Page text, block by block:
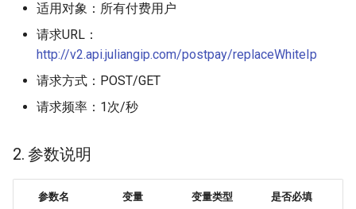
请求失败返回示例
5、返回参数释义
适用对象：所有付费用户
请求URL：
http://v2.api.juliangip.com/postpay/replaceWhiteIp
请求方式：POST/GET
请求频率：1次/秒
2. 参数说明
参数名 变量 变量类型 是否必填